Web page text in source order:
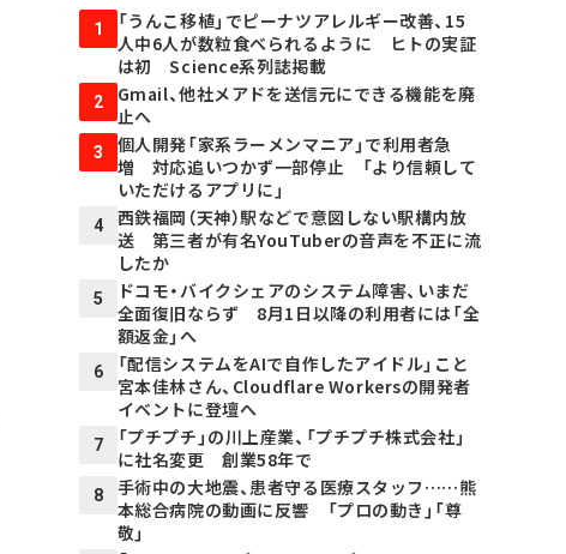
1
「うんこ移植」でピーナツアレルギー改善、15
人中6人が数粒食べられるように ヒトの実証
は初 Science系列誌掲載
2
Gmail、他社メアドを送信元にできる機能を廃
止へ
3
個人開発「家系ラーメンマニア」で利用者急
増 対応追いつかず一部停止 「より信頼して
いただけるアプリに」
4
西鉄福岡（天神）駅などで意図しない駅構内放
送 第三者が有名YouTuberの音声を不正に流
したか
5
ドコモ・バイクシェアのシステム障害、いまだ
全面復旧ならず 8月1日以降の利用者には「全
額返金」へ
6
「配信システムをAIで自作したアイドル」こと
宮本佳林さん、Cloudflare Workersの開発者
イベントに登壇へ
7
「プチプチ」の川上産業、「プチプチ株式会社」
に社名変更 創業58年で
8
手術中の大地震、患者守る医療スタッフ……熊
本総合病院の動画に反響 「プロの動き」「尊
敬」